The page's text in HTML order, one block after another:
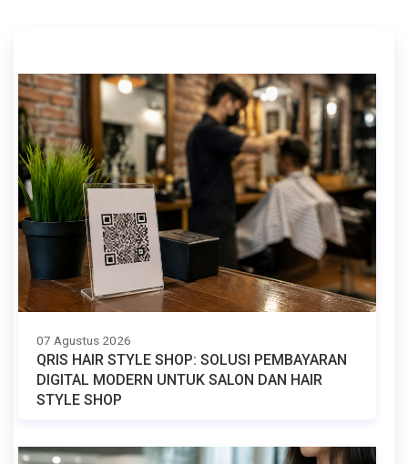
07 Agustus 2026
QRIS HAIR STYLE SHOP: SOLUSI PEMBAYARAN
DIGITAL MODERN UNTUK SALON DAN HAIR
STYLE SHOP